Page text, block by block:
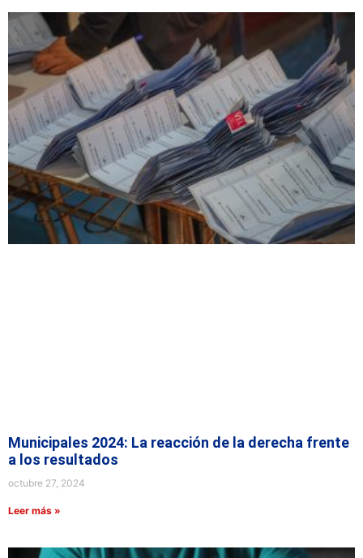
Municipales 2024: La reacción de la derecha frente
a los resultados
octubre 27, 2024
Leer más »